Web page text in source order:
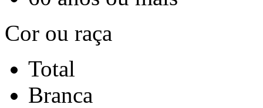
Cor ou raça
Total
Branca